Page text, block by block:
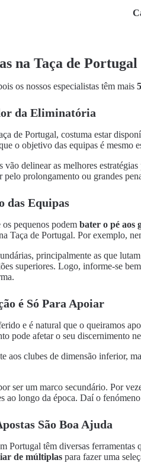
na Taça de Portugal
os nossos especialistas têm mais
da Eliminatória
de Portugal, costuma estar
o objetivo das equipas é mesmo
vão delinear as melhores
pelo prolongamento ou grandes
das Equipas
pequenos podem bater o pé aos
Taça de Portugal. Por exemplo,
principalmente as que
superiores. Logo, informe-se
é Só Para Apoiar
e é natural que o queiramos
pode afetar o seu discernimento
aos clubes de dimensão inferior,
ser um marco secundário. Por
ao longo da época. Daí o
São Boa Ajuda
Portugal têm diversas
de múltiplas para fazer uma